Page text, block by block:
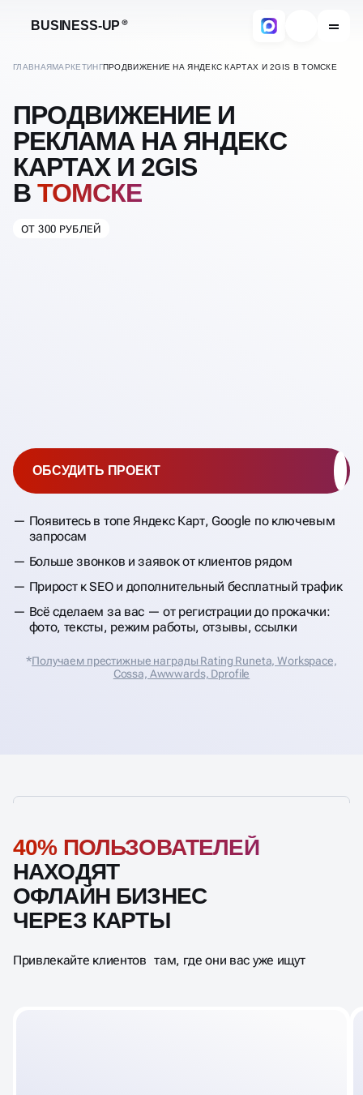
BUSINESS-UP
ГЛАВНАЯМАРКЕТИНГПРОДВИЖЕНИЕ НА ЯНДЕКС КАРТАХ И 2GIS В ТОМСКЕ
ПРОДВИЖЕНИЕ И
РЕКЛАМА НА ЯНДЕКС
КАРТАХ И 2GIS
ВТОМСКЕ
ОТ 300 РУБЛЕЙ
Появитесь в топе Яндекс Карт, Google по ключевым
запросам
Больше звонков и заявок от клиентов рядом
Прирост к SEO и дополнительный бесплатный трафик
Всё сделаем за вас — от регистрации до прокачки:
фото, тексты, режим работы, отзывы, ссылки
ОБСУДИТЬ ПРОЕКТ
*Получаем престижные награды Rating Runeta, Workspace,
Cossa, Аwwwards, Dprofile
40% ПОЛЬЗОВАТЕЛЕЙ
НАХОДЯТ
ОФЛАЙН БИЗНЕС
ЧЕРЕЗ КАРТЫ
Привлекайте клиентов там, где они вас уже ищут